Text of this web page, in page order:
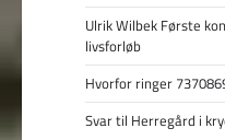
Ulrik Wilbek Første
livsforløb
Hvorfor ringer
Svar til Herregård i